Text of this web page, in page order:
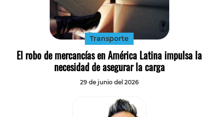
Transporte
El robo de mercancías en América Latina impulsa la
necesidad de asegurar la carga
29 de junio del 2026